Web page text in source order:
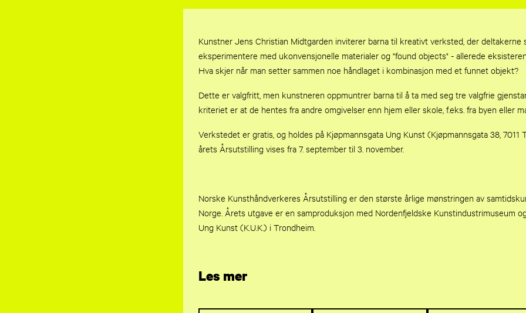
Kunstner Jens Christian Midtgarden inviterer barna til kreativt verksted, der deltakerne
eksperimentere med ukonvensjonelle materialer og "found objects" - allerede
Hva skjer når man setter sammen noe håndlaget i kombinasjon med et funnet objekt?
Dette er valgfritt, men kunstneren oppmuntrer barna til å ta med seg tre valgfrie
kriteriet er at de hentes fra andre omgivelser enn hjem eller skole, f.eks. fra byen eller
Verkstedet er gratis, og holdes på Kjøpmannsgata Ung Kunst (Kjøpmannsgata 38, 7011
årets Årsutstilling vises fra 7. september til 3. november.
Norske Kunsthåndverkeres Årsutstilling er den største årlige mønstringen av
Norge. Årets utgave er en samproduksjon med Nordenfjeldske Kunstindustrimuseum
Ung Kunst (K.U.K.) i Trondheim.
Les mer